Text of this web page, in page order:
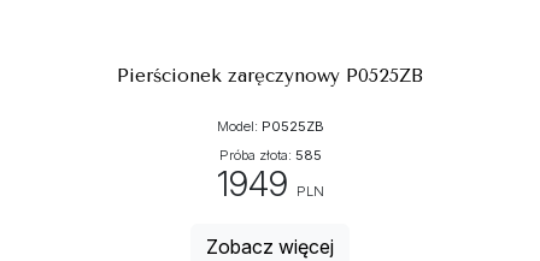
Pierścionek zaręczynowy P0525ZB
Model: P0525ZB
Próba złota: 585
1949 PLN
Zobacz więcej